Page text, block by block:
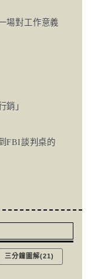
場對工作意義
銷」
FBI談判桌的
三分鐘圖解(21)